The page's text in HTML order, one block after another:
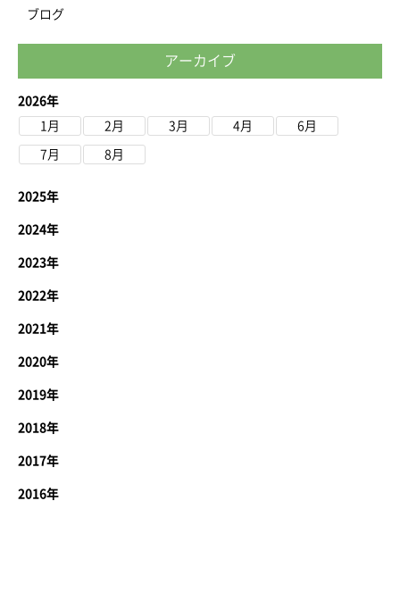
ブログ
アーカイブ
2026年
1月
2月 3月 4月 6月
7月 8月
2025年
2024年
2023年
2022年
2021年
2020年
2019年
2018年
2017年
2016年